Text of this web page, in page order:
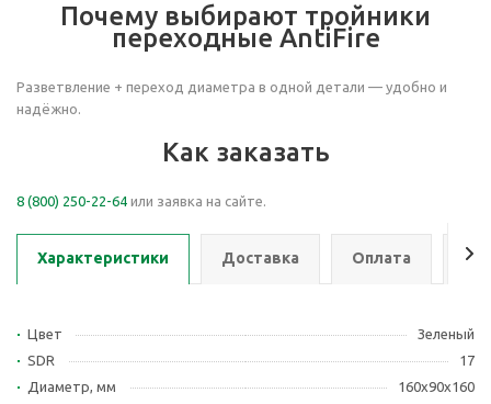
Почему выбирают тройники
переходные AntiFire
Разветвление + переход диаметра в одной детали — удобно и
надёжно.
Как заказать
8 (800) 250-22-64 или заявка на сайте.
Характеристики Доставка Оплата
Цвет
Зеленый
SDR
17
Диаметр, мм
160х90х160